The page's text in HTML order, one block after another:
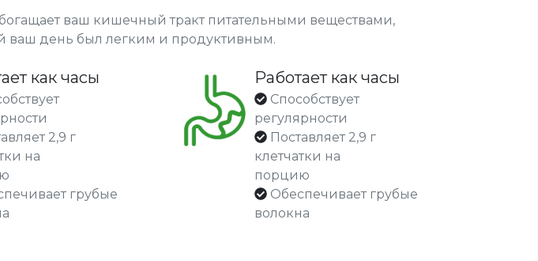
ваш кишечный тракт питательными веществами,
ваш день был легким и продуктивным.
как часы
2,9 г
на
грубые
Работает как часы
Способствует
регулярности
Поставляет 2,9 г
клетчатки на
порцию
Обеспечивает грубые
волокна